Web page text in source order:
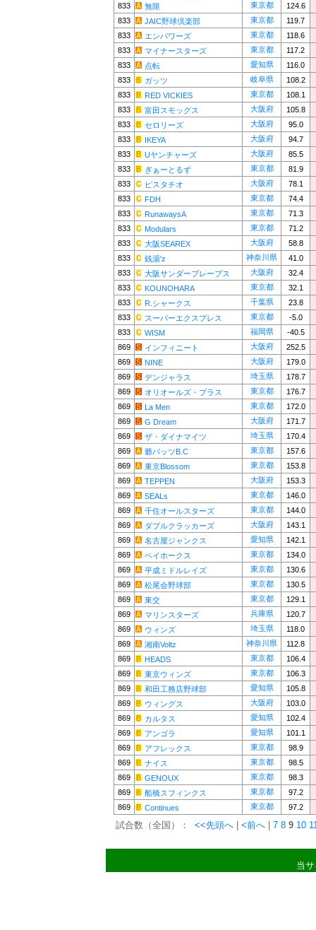
833
無限 東京都
124.6
833
JAIC野球倶楽部 東京都
119.7
833
エンパワーズ 東京都
118.6
833
マイナースターズ 東京都
117.2
833
点転 愛知県
116.0
833
ガッツ 岐阜県
108.2
833
RED VICKIES 東京都
108.1
833
富田スモッグス 大阪府
105.8
833
セロリーズ 大阪府
95.0
833
IKEYA 大阪府
94.7
833
Uヤンチャーズ 大阪府
85.5
833
ぎぁーとるず 東京都
81.9
833
ピスタチオ 大阪府
78.1
833
FDH 東京都
74.4
833
RunawaysA 東京都
71.3
833
Modulars 東京都
71.2
833
大阪SEAREX 大阪府
58.8
833
銭湯'z 神奈川県
41.0
833
大阪サンダーブレーブス 大阪府
32.4
833
KOUNOHARA 東京都
32.1
833
R.シャークス 千葉県
23.8
833
スーパーエクスプレス 東京都
-5.0
833
WISM 福岡県
-40.5
869
インフィニート 大阪府
252.5
869
NINE 大阪府
179.0
869
デンジャラス 埼玉県
178.7
869
オリオールズ・プラス 東京都
176.7
869
La Men 東京都
172.0
869
G Dream 大阪府
171.7
869
ザ・ダイナマイツ 埼玉県
170.4
869
爺バッツB.C 東京都
157.6
869
東京Blossom 東京都
153.8
869
TEPPEN 大阪府
153.3
869
SEALs 東京都
146.0
869
千住オールスターズ 東京都
144.0
869
ダブルクラッカーズ 大阪府
143.1
869
名古屋ジャンクス 愛知県
142.1
869
ベイホークス 東京都
134.0
869
平成ミドルレイズ 東京都
130.6
869
松尾会野球部 東京都
130.5
869
東交 東京都
129.1
869
マリンスターズ 兵庫県
120.7
869
ウィンズ 埼玉県
118.0
869
湘南Voltz 神奈川県
112.8
869
HEADS 東京都
106.4
869
東京ウィンズ 東京都
106.3
869
和田工務店野球部 愛知県
105.8
869
ウィングス 大阪府
103.0
869
カルタス 愛知県
102.4
869
アンゴラ 愛知県
101.1
869
アフレックス 東京都
98.9
869
ナイス 東京都
98.5
869
GENOUX 東京都
98.3
869
船橋スフィンクス 東京都
97.2
869
Continues 東京都 97.2
試合数（全国）： <<先頭へ <前へ 7 8 9 10
当